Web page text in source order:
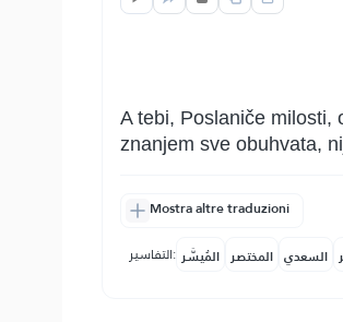
A tebi, Poslaniče milosti,
znanjem sve obuhvata,
Mostra altre traduzioni
التفاسير: المُيسَّر المختصر السعدي